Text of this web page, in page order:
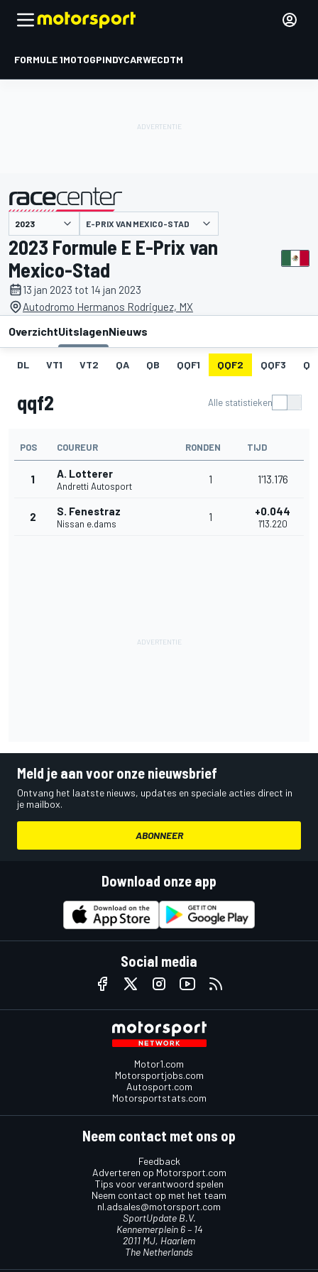
FORMULE 1MOTOGPINDYCARWECDTM
gepresenteerd door E-PRIX VAN MEXICO-STAD
2023 Formule E E-Prix van
Mexico-Stad
13 jan 2023 tot 14 jan 2023
Autodromo Hermanos Rodriguez, MX
OverzichtUitslagenNieuws
DL VT1 VT2 QA QB QQF1 QQF2 QQF3
qqf2 Alle statistieken
POS COUREUR RONDEN TIJD
1 A. Lotterer
Andretti Autosport
1 1'13.176
2 S. Fenestraz
Nissan e.dams
1 +0.044
1'13.220
Meld je aan voor onze nieuwsbrief
Ontvang het laatste nieuws, updates en speciale acties direct in
je mailbox.
ABONNEER
Download onze app
Social media
Motor1.com
Motorsportjobs.com
Autosport.com
Motorsportstats.com
Neem contact met ons op
Feedback
Adverteren op Motorsport.com
Tips voor verantwoord spelen
Neem contact op met het team
nl.adsales@motorsport.com
SportUpdate B.V.
Kennemerplein 6 – 14
2011 MJ, Haarlem
The Netherlands